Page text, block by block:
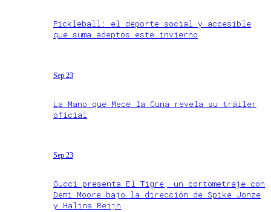
Pickleball: el deporte social y accesible
que suma adeptos este invierno
Sep 23
La Mano que Mece la Cuna revela su tráiler
oficial
Sep 23
Gucci presenta El Tigre, un cortometraje con
Demi Moore bajo la dirección de Spike Jonze
y Halina Reijn